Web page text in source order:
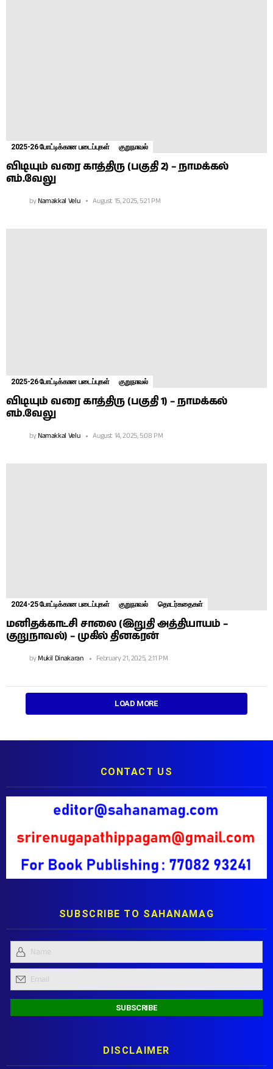
2025-26 போட்டிக்கான படைப்புகள் குறுநாவல்
விடியும் வரை காத்திரு (பகுதி 2) – நாமக்கல்
எம்.வேலு
byNamakkal Velu August 15, 2025, 5:21 PM
2025-26 போட்டிக்கான படைப்புகள் குறுநாவல்
விடியும் வரை காத்திரு (பகுதி 1) – நாமக்கல்
எம்.வேலு
byNamakkal Velu August 14, 2025, 5:08 PM
2024-25 போட்டிக்கான படைப்புகள் குறுநாவல் தொடர்கதைகள்
மனிதக்காட்சி சாலை (இறுதி அத்தியாயம் –
குறுநாவல்) – முகில் தினகரன்
byMukil Dinakaran February 21, 2025, 2:11 PM
LOAD MORE
CONTACT US
SUBSCRIBE TO SAHANAMAG
DISCLAIMER